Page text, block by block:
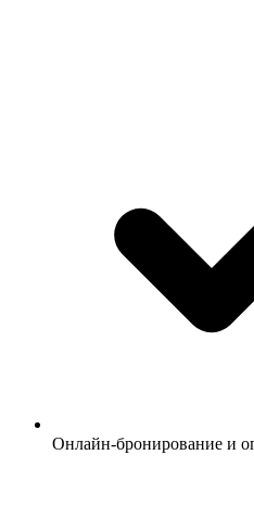
Онлайн-бронирование и